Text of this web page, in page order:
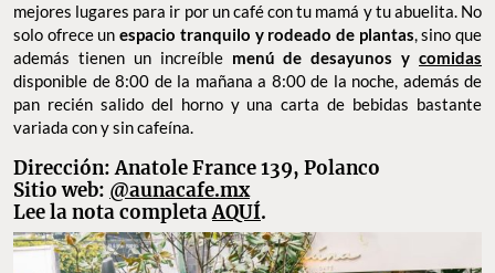
mejores lugares para ir por un café con tu mamá y tu abuelita. No
solo ofrece unespacio tranquilo y rodeado de plantas, sino que
además tienen un increíble menú de desayunos y comidas
disponible de 8:00 de la mañana a 8:00 de la noche, además de
pan recién salido del horno y una carta de bebidas bastante
variada con y sin cafeína.
Dirección: Anatole France 139, Polanco
Sitio web: @aunacafe.mx
Lee la nota completaAQUÍ.